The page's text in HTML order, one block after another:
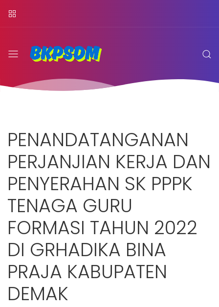
PENANDATANGANAN
PERJANJIAN KERJA DAN
PENYERAHAN SK PPPK
TENAGA GURU
FORMASI TAHUN 2022
DI GRHADIKA BINA
PRAJA KABUPATEN
DEMAK